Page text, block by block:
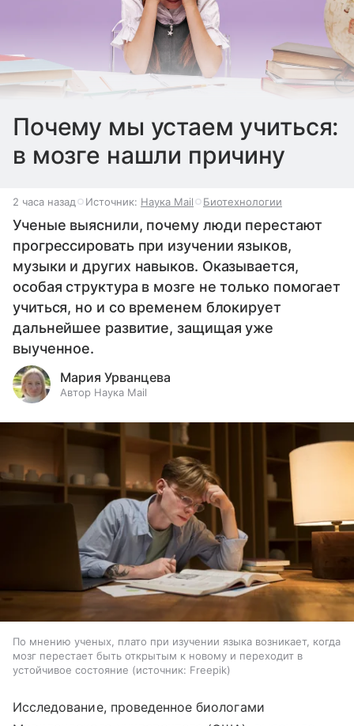
Почему мы устаем учиться:
в мозге нашли причину
2 часа назад Источник: Наука Mail Биотехнологии
Ученые выяснили, почему люди перестают
прогрессировать при изучении языков,
музыки и других навыков. Оказывается,
особая структура в мозге не только помогает
учиться, но и со временем блокирует
дальнейшее развитие, защищая уже
выученное.
Мария Урванцева
Автор Наука Mail
По мнению ученых, плато при изучении языка возникает, когда
мозг перестает быть открытым к новому и переходит в
устойчивое состояние
источник: Freepik
Исследование, проведенное биологами